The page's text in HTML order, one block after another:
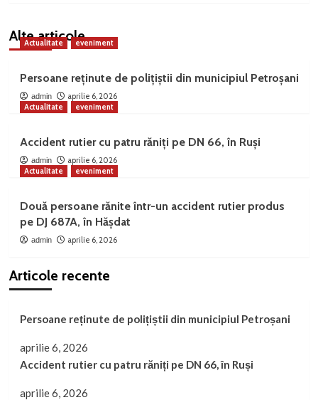
Alte articole
Actualitate eveniment
Persoane reținute de polițiștii din municipiul Petroșani
admin
aprilie 6, 2026
Actualitate
eveniment
Accident rutier cu patru răniți pe DN 66, în Ruși
admin
aprilie 6, 2026
Actualitate
eveniment
Două persoane rănite într-un accident rutier produs
pe DJ 687A, în Hășdat
admin aprilie 6, 2026
Articole recente
Persoane reținute de polițiștii din municipiul Petroșani
aprilie 6, 2026
Accident rutier cu patru răniți pe DN 66, în Ruși
aprilie 6, 2026